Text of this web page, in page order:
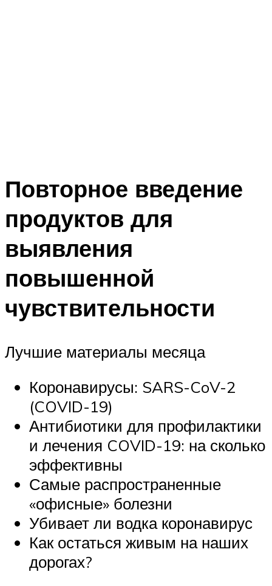
Повторное введение
продуктов для
выявления
повышенной
чувствительности
Лучшие материалы месяца
Коронавирусы: SARS-CoV-2
(COVID-19)
Антибиотики для профилактики
и лечения COVID-19: на сколько
эффективны
Самые распространенные
«офисные» болезни
Убивает ли водка коронавирус
Как остаться живым на наших
дорогах?